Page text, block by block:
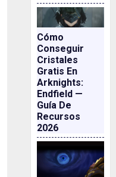
Cómo
Conseguir
Cristales
Gratis En
Arknights:
Endfield —
Guía De
Recursos
2026